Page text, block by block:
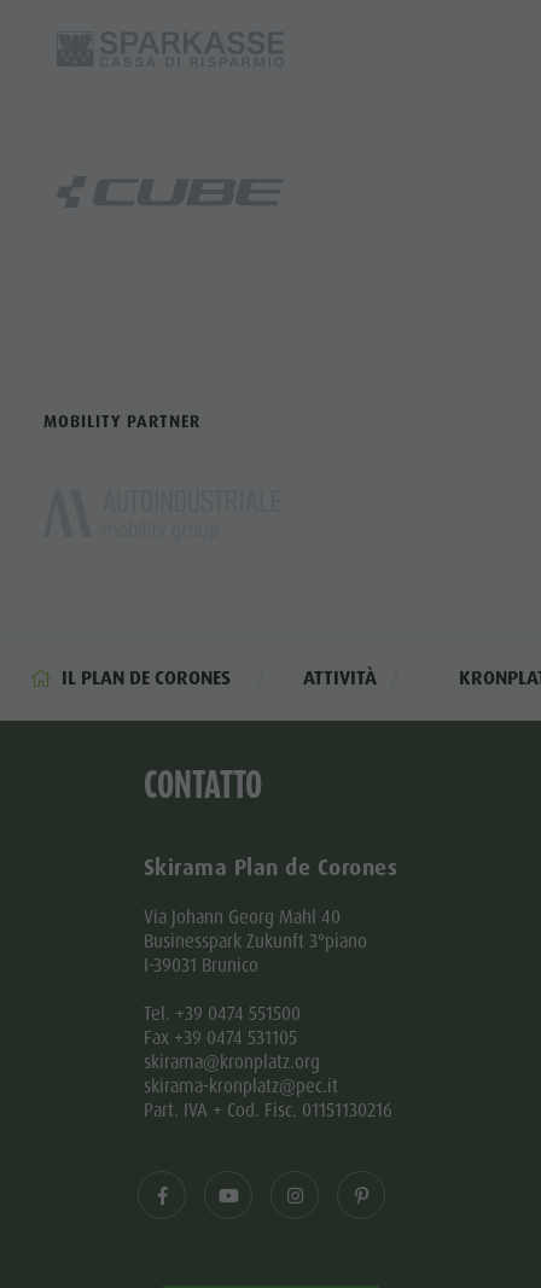
MOBILITY PARTNER
IL PLAN DE CORONES ATTIVITÀ
CONTATTO
Skirama Plan de Corones
Via Johann Georg Mahl 40
Businesspark Zukunft 3°piano
I-39031 Brunico
Tel. +39 0474 551500
Fax +39 0474 531105
skirama@kronplatz.org
skirama-kronplatz@pec.it
Part. IVA + Cod. Fisc. 01151130216